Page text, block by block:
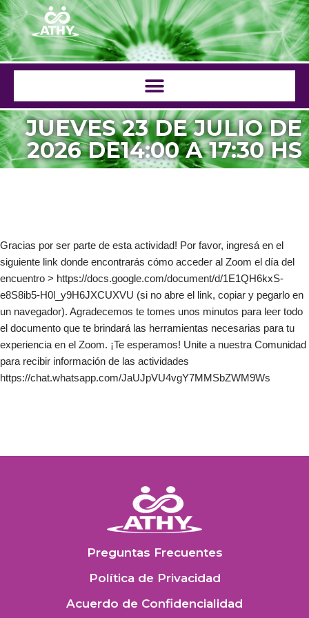
Saltar
al
contenido
JUEVES 23 DE JULIO DE
2026 DE14:00 A 17:30 HS
Gracias por ser parte de esta actividad! Por favor, ingresá en el
siguiente link donde encontrarás cómo acceder al Zoom el día del
encuentro > https://docs.google.com/document/d/1E1QH6kxS-
e8S8ib5-H0l_y9H6JXCUXVU (si no abre el link, copiar y pegarlo en
un navegador). Agradecemos te tomes unos minutos para leer todo
el documento que te brindará las herramientas necesarias para tu
experiencia en el Zoom. ¡Te esperamos! Unite a nuestra Comunidad
para recibir información de las actividades
https://chat.whatsapp.com/JaUJpVU4vgY7MMSbZWM9Ws
Preguntas Frecuentes
Política de Privacidad
Acuerdo de Confidencialidad